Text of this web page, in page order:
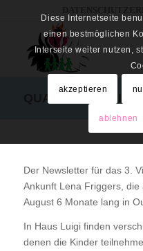
Der Newsletter für das 3.
Ankunft Lena Friggers,
August 6 Monate lang in
In Haus Luigi finden
denen die Kinder
Diese Internetseite
einen bestmöglichen
Interseite weiter nutzen,
akzeptieren
ablehnen